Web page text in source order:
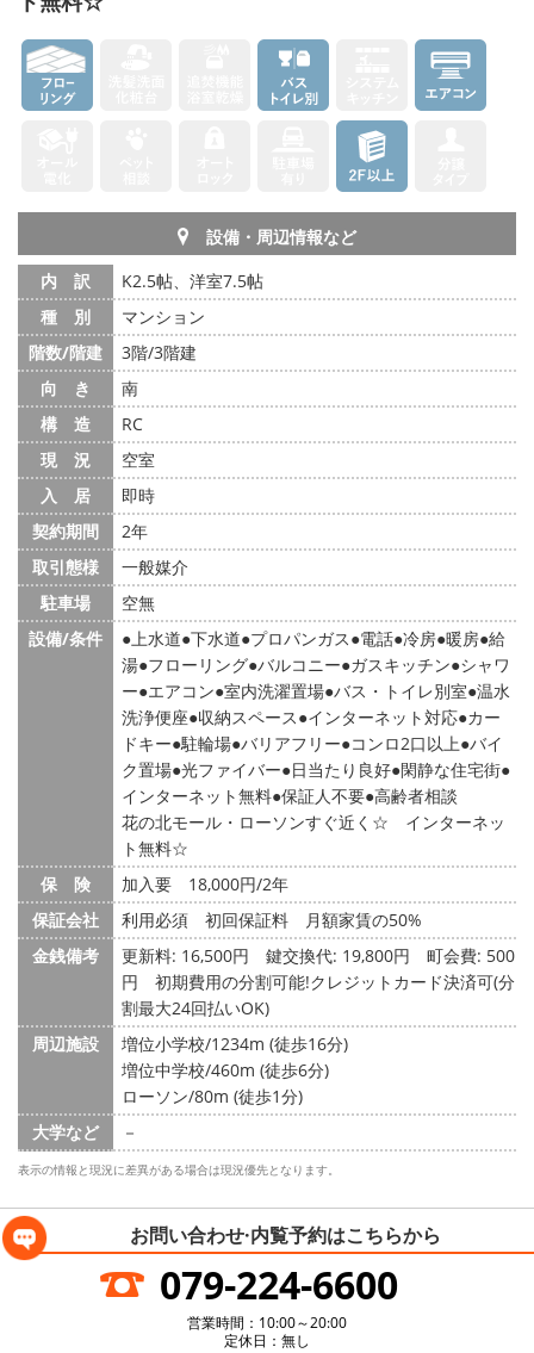
設備・周辺情報など
内 訳
K2.5帖、洋室7.5帖
種 別
マンション
階数/階建
3階/3階建
向 き
南
構 造
RC
現 況
空室
入 居
即時
契約期間
2年
取引態様
一般媒介
駐車場
空無
設備/条件
上水道 下水道 プロパンガス 電話 冷房 暖房 給
湯 フローリング バルコニー ガスキッチン シャワ
ー エアコン 室内洗濯置場 バス・トイレ別室 温水
洗浄便座 収納スペース インターネット対応 カー
ドキー 駐輪場 バリアフリー コンロ2口以上 バイ
ク置場 光ファイバー 日当たり良好 閑静な住宅街
インターネット無料 保証人不要 高齢者相談
花の北モール・ローソンすぐ近く☆ インターネッ
ト無料☆
保 険
加入要 18,000円/2年
保証会社
利用必須 初回保証料 月額家賃の50%
金銭備考
更新料: 16,500円 鍵交換代: 19,800円
町会費: 500
円
初期費用の分割可能!クレジットカード決済可(分
割最大24回払いOK)
周辺施設
増位小学校/1234m (徒歩16分)
増位中学校/460m (徒歩6分)
ローソン/80m (徒歩1分)
大学など
－
表示の情報と現況に差異がある場合は現況優先となります。
お問い合わせ·内覧予約はこちらから
079-224-6600
営業時間：10:00～20:00
定休日：無し